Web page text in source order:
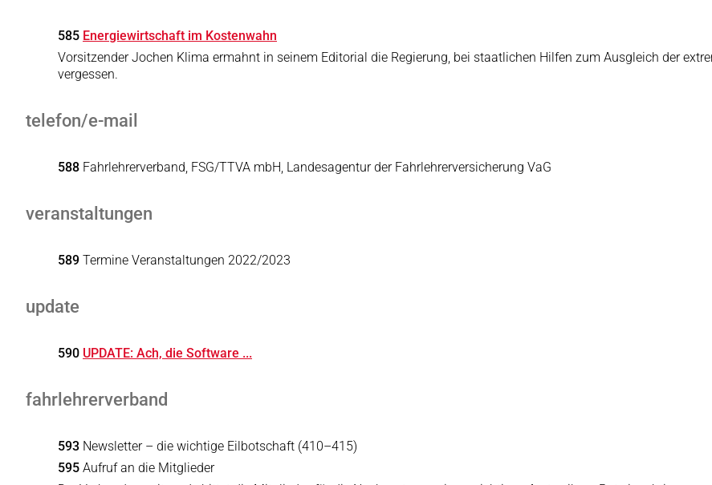
585 Energiewirtschaft im Kostenwahn
Vorsitzender Jochen Klima ermahnt in seinem Editorial die Regierung, bei staatlichen Hilfen zum Ausgleich der
vergessen.
telefon/e-mail
588 Fahrlehrerverband, FSG/TTVA mbH, Landesagentur der Fahrlehrerversicherung VaG
veranstaltungen
589 Termine Veranstaltungen 2022/2023
update
590 UPDATE: Ach, die Software ...
fahrlehrerverband
593 Newsletter – die wichtige Eilbotschaft (410–415)
595 Aufruf an die Mitglieder